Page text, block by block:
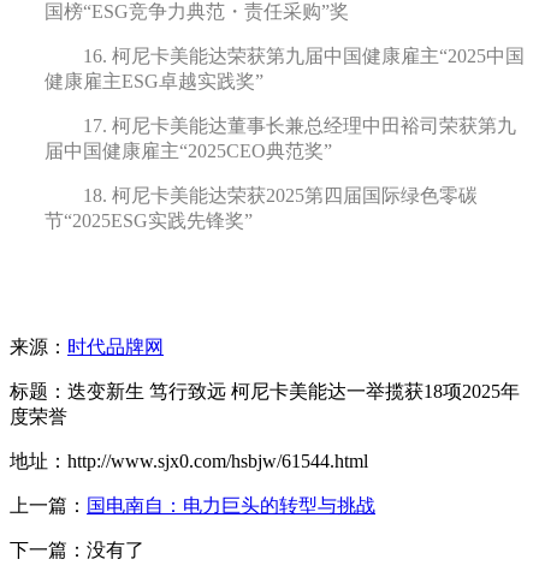
国榜“ESG竞争力典范 ・ 责任采购”奖
16. 柯尼卡美能达荣获第九届中国健康雇主“2025中国
健康雇主ESG卓越实践奖”
17. 柯尼卡美能达董事长兼总经理中田裕司 荣获第九
届中国健康雇主“2025CEO典范奖”
18. 柯尼卡美能达荣获2025第四届国际绿色零碳
节“2025ESG实践先锋奖”
来源： 时代品牌网
标题：迭变新生 笃行致远 柯尼卡美能达一举揽获18项2025年
度荣誉
地址：http://www.sjx0.com/hsbjw/61544.html
上一篇： 国电南自：电力巨头的转型与挑战
下一篇：没有了